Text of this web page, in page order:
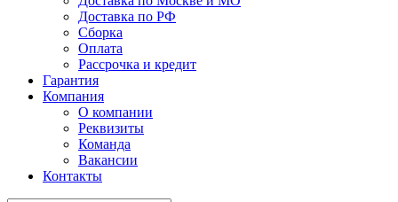
Доставка по РФ
Сборка
Оплата
Рассрочка и кредит
Гарантия
Компания
О компании
Реквизиты
Команда
Вакансии
Контакты